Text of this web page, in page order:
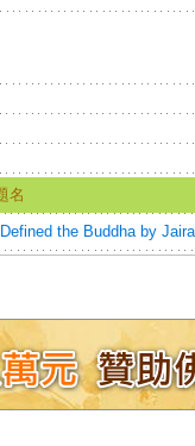
名
the Buddha by